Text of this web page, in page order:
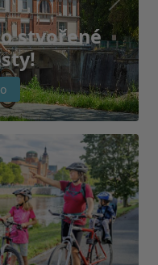
stvořené
Next